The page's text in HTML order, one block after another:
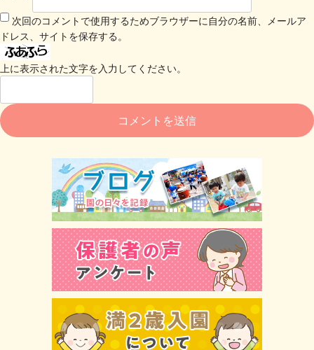
次回のコメントで使用するためブラウザーに自分の名前、メールア
ドレス、サイトを保存する。
上に表示された文字を入力してください。